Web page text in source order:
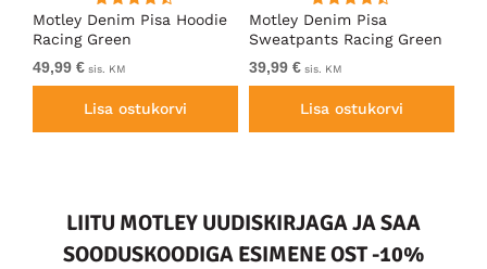
Motley Denim Pisa Hoodie
Racing Green
49,99 € sis. KM
Lisa ostukorvi
Motley Denim Pisa
Sweatpants Racing Green
39,99 € sis. KM
Lisa ostukorvi
LIITU MOTLEY UUDISKIRJAGA JA SAA
SOODUSKOODIGA ESIMENE OST -10%